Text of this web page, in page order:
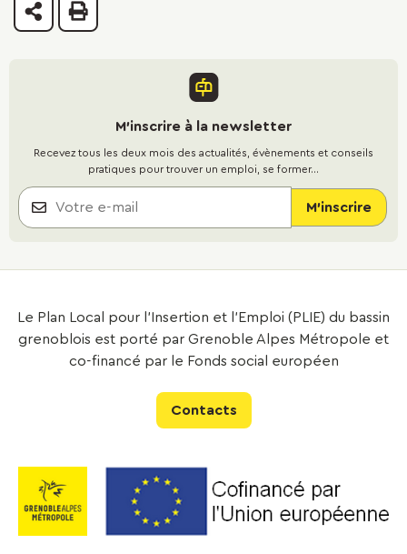
PartagerImprimer
M'inscrire à la newsletter
Recevez tous les deux mois des actualités, évènements et conseils
pratiques pour trouver un emploi, se former...
Le Plan Local pour l’Insertion et l’Emploi (PLIE) du bassin
grenoblois est porté par Grenoble Alpes Métropole et
co-financé par le Fonds social européen
Contacts